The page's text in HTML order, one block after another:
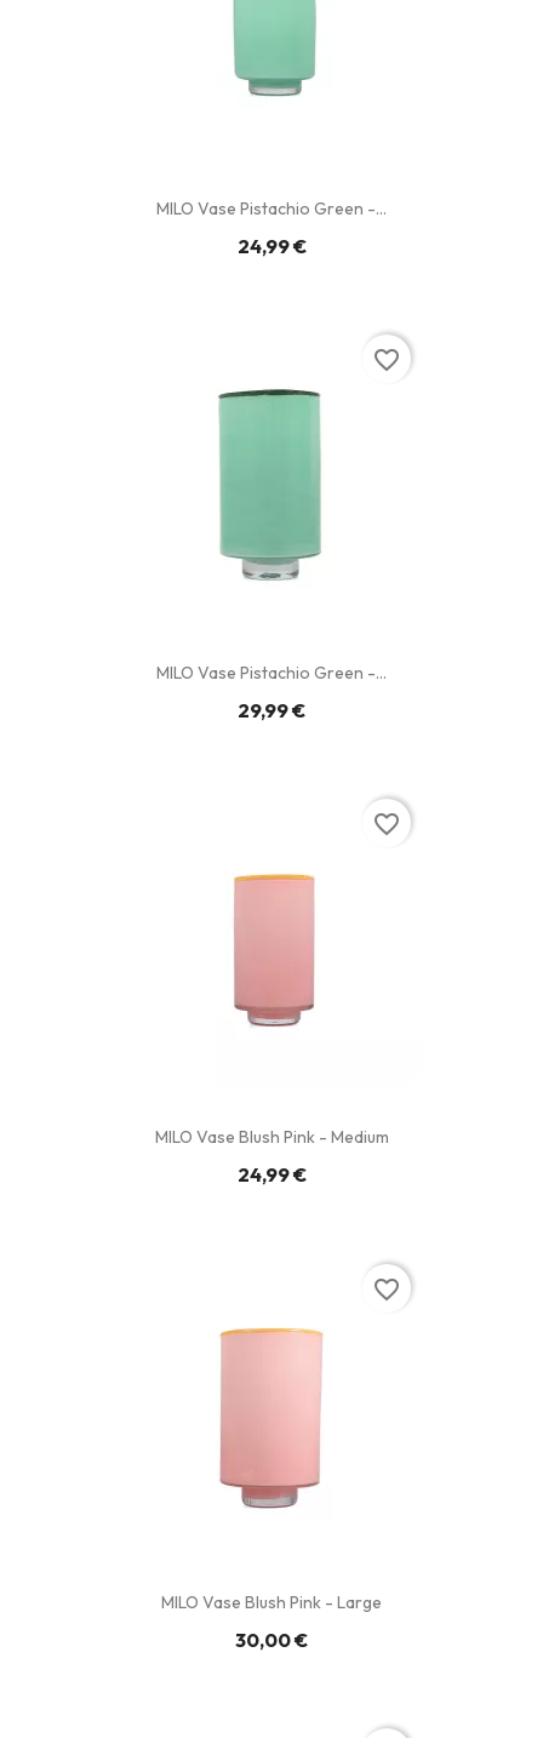
MILO Vase Pistachio Green -...
24,99 €
MILO Vase Pistachio Green -...
29,99 €
favorite_border
MILO Vase Blush Pink - Medium
24,99 €
favorite_border
MILO Vase Blush Pink - Large
30,00 €
favorite_border